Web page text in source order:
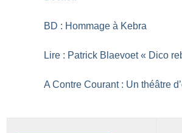
BD : Hommage à Kebra
Lire : Patrick Blaevoet « Dico
A Contre Courant : Un théâtre